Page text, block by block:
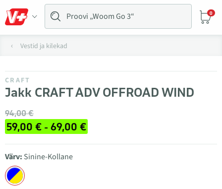
0
Vestid ja kilekad
CRAFT
Jakk CRAFT ADV OFFROAD WIND
94,00 €
59,00 € - 69,00 €
Värv: Sinine-Kollane